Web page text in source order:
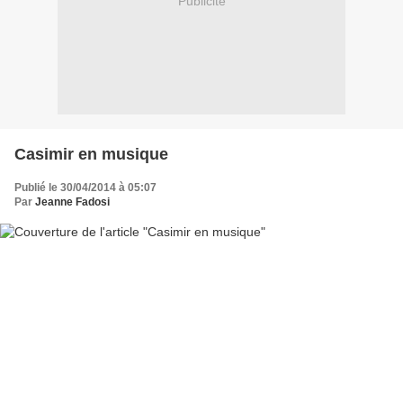
Casimir en musique
Publié le 30/04/2014 à 05:07
Par Jeanne Fadosi